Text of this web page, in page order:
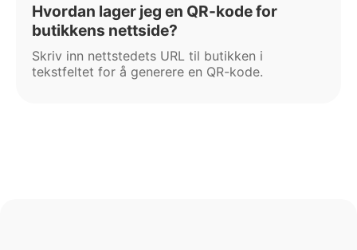
Hvordan lager jeg en QR-kode for
butikkens nettside?
Skriv inn nettstedets URL til butikken i
tekstfeltet for å generere en QR-kode.